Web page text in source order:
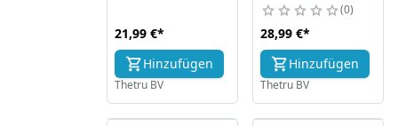
21,99 €*
Hinzufügen
Thetru BV
0
28,99 €*
Hinzufügen
Thetru BV